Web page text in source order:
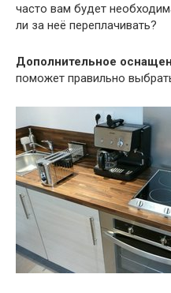
часто вам будет
ли за неё переплачивать?
Дополнительное
поможет правильно